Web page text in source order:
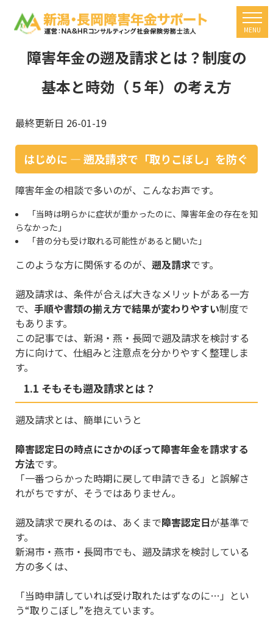
MENU
障害年金の遡及請求とは？制度の
基本と時効（５年）の考え方
最終更新日 26-01-19
はじめに ― 遡及請求で「取りこぼし」を防ぐ
障害年金の相談で多いのが、こんなお声です。
「当時は明らかに症状が重かったのに、障害年金の存在を知
らなかった」
「昔の分も受け取れる可能性があると聞いた」
このような方に関係するのが、 遡及請求です。
遡及請求は、条件が合えば大きなメリットがある一方
で、 手順や書類の揃え方で結果が変わりやすい制度で
もあります。
この記事では、新潟・燕・長岡で遡及請求を検討する
方に向けて、仕組みと注意点を分かりやすく整理しま
す。
1.1 そもそも遡及請求とは？
遡及請求とは、簡単にいうと
障害認定日の時点にさかのぼって障害年金を請求する
方法です。
「一番つらかった時期に戻して申請できる」と誤解さ
れがちですが、そうではありません。
遡及請求で戻れるのは、あくまで障害認定日が基準で
す。
新潟市・燕市・長岡市でも、遡及請求を検討している
方の多くは、
「当時申請していれば受け取れたはずなのに…」とい
う“取りこぼし”を抱えています。